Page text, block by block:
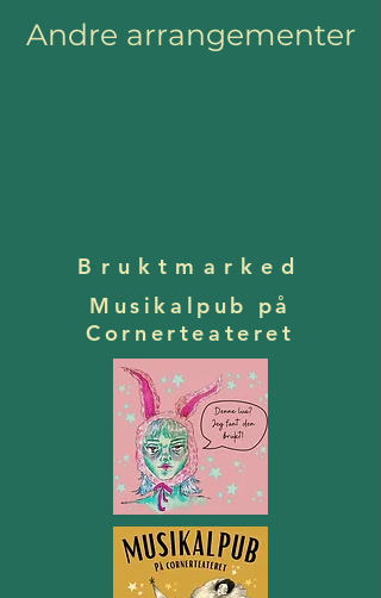
Andre arrangementer
Bruktmarked
Musikalpub på
Cornerteateret